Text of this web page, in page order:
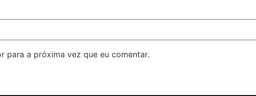
para a próxima vez que eu comentar.